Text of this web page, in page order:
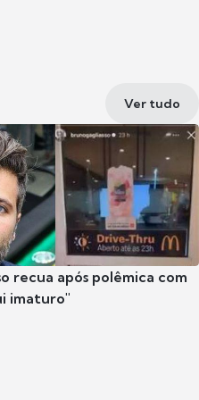
Ver tudo
recua após polêmica com
imaturo"